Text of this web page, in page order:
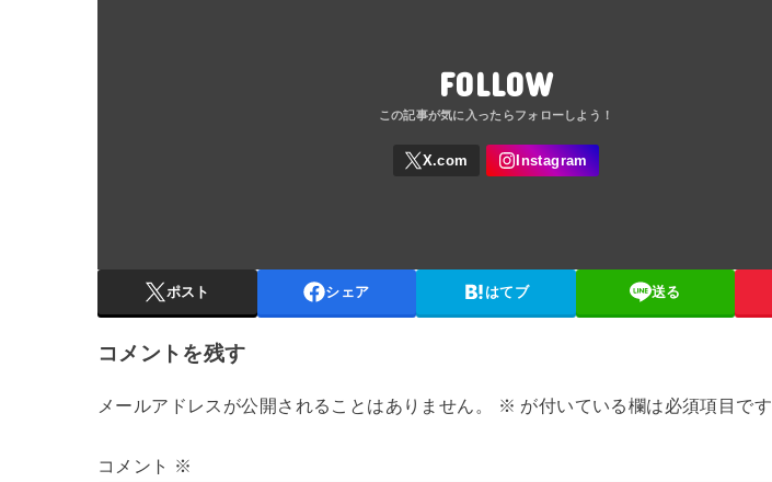
FOLLOW
ポスト シェア はてブ 送る
コメントを残す
メールアドレスが公開されることはありません。 ※ が付いている欄は必須項目です
コメント ※